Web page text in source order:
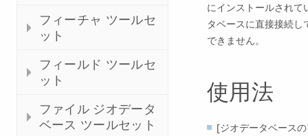
フィーチャ ツールセ
ット
フィールド ツールセ
ット
ファイル ジオデータ
ベース ツールセット
にインストールされて
タベースに直接接続
できません。
使用法
[ジオデータベース